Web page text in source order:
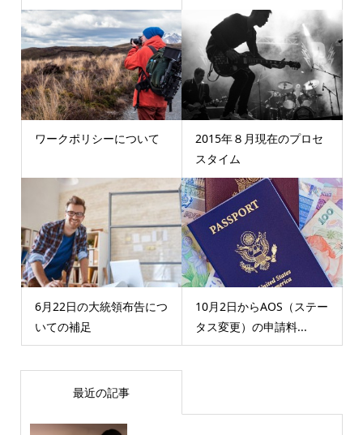
ワークポリシーについて
2015年８月現在のプロセ
スタイム
6月22日の大統領布告につ
いての補足
10月2日からAOS（ステー
タス変更）の申請料...
最近の記事